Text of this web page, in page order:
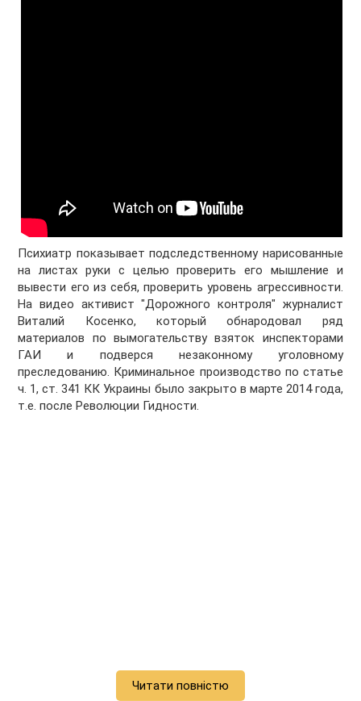
Психиатр показывает подследственному нарисованные
на листах руки с целью проверить его мышление и
вывести его из себя, проверить уровень агрессивности.
На видео активист "Дорожного контроля" журналист
Виталий Косенко, который обнародовал ряд
материалов по вымогательству взяток инспекторами
ГАИ и подверся незаконному уголовному
преследованию. Криминальное производство по статье
ч. 1, ст. 341 КК Украины было закрыто в марте 2014 года,
т.е. после Революции Гидности.
Читати повністю